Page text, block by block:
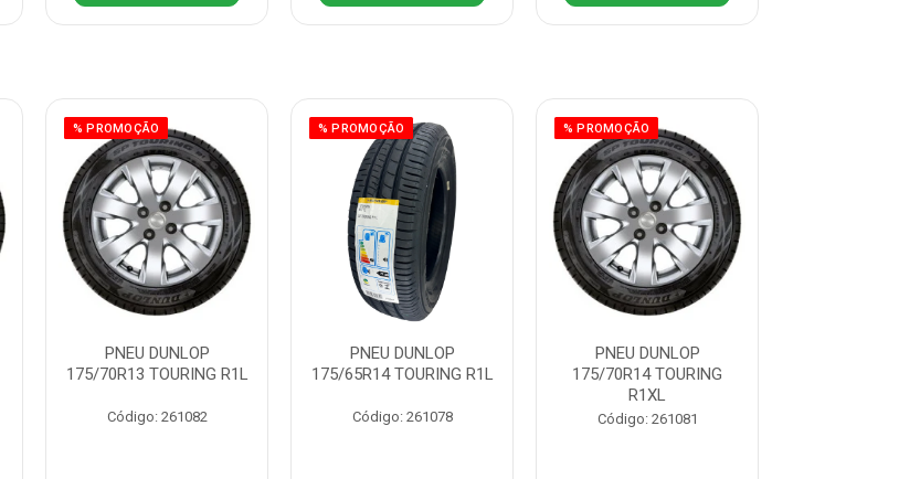
% PROMOÇÃO
PNEU DUNLOP
175/70R13 TOURING R1L
Código: 261082
% PROMOÇÃO
PNEU DUNLOP
175/65R14 TOURING R1L
Código: 261078
% PROMOÇÃO
PNEU DUNLOP
175/70R14 TOURING
R1XL
Código: 261081